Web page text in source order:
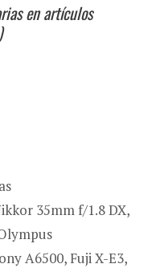
en artículos
35mm f/1.8 DX,
A6500, Fuji X-E3,